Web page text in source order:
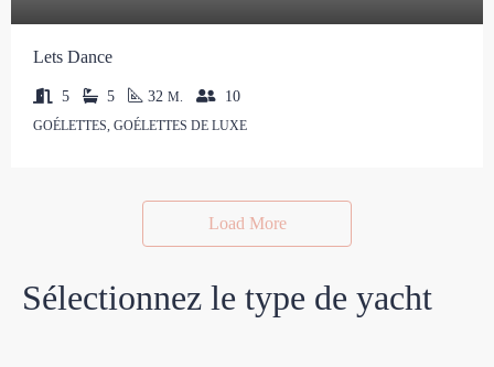
Lets Dance
5 5 32 M. 10
GOÉLETTES, GOÉLETTES DE LUXE
Load More
Sélectionnez le type de yacht